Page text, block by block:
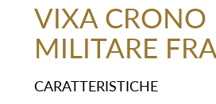
VIXA CRONO
MILITARE
CARATTERISTICHE